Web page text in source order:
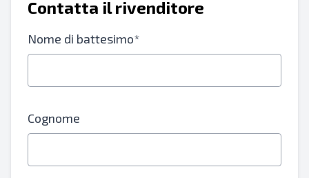
Contatta il rivenditore
Nome di battesimo*
Cognome